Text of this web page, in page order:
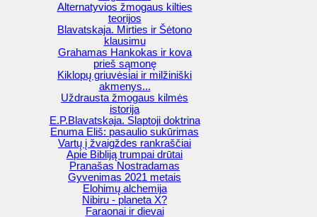
Alternatyvios žmogaus kilties
teorijos
Blavatskaja. Mirties ir Šėtono
klausimu
Grahamas Hankokas ir kova
prieš sąmonę
Kiklopų griuvėsiai ir milžiniški
akmenys...
Uždrausta žmogaus kilmės
istorija
E.P.Blavatskaja. Slaptoji doktrina
Enuma Eliš: pasaulio sukūrimas
Vartų į žvaigždes rankraščiai
Apie Bibliją trumpai drūtai
Pranašas Nostradamas
Gyvenimas 2021 metais
Elohimų alchemija
Nibiru - planeta X?
Faraonai ir dievai